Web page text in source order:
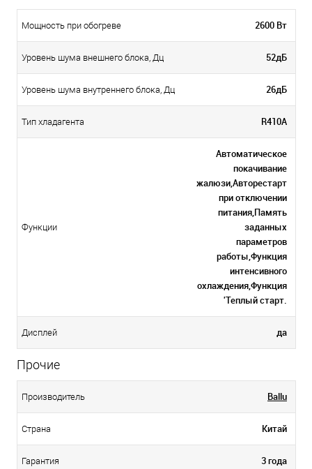
Мощность при обогреве 2600 Вт
Уровень шума внешнего блока, Дц 52дБ
Уровень шума внутреннего блока, Дц 26дБ
Тип хладагента R410A
Функции
Автоматическое
покачивание
жалюзи,Авторестарт
при отключении
питания,Память
заданных
параметров
работы,Функция
интенсивного
охлаждения,Функция
'Теплый старт.
Дисплей да
Прочие
Производитель Ballu
Страна Китай
Гарантия 3 года